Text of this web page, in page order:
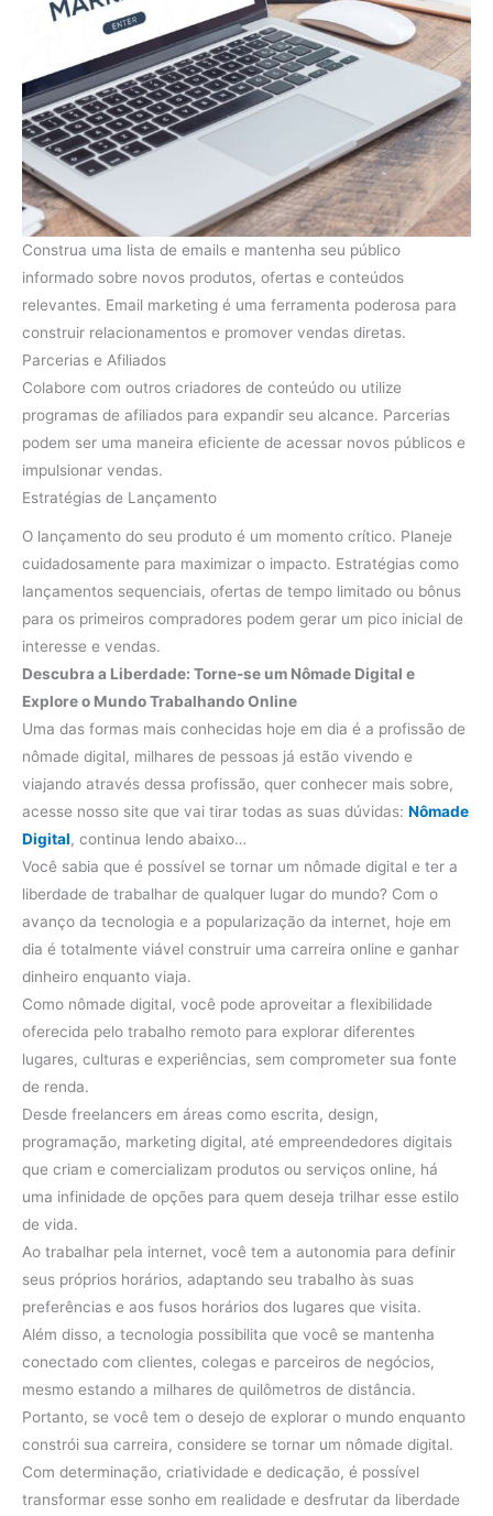
Construa uma lista de emails e mantenha seu público
informado sobre novos produtos, ofertas e conteúdos
relevantes. Email marketing é uma ferramenta poderosa para
construir relacionamentos e promover vendas diretas.
Parcerias e Afiliados
Colabore com outros criadores de conteúdo ou utilize
programas de afiliados para expandir seu alcance. Parcerias
podem ser uma maneira eficiente de acessar novos públicos e
impulsionar vendas.
Estratégias de Lançamento
O lançamento do seu produto é um momento crítico. Planeje
cuidadosamente para maximizar o impacto. Estratégias como
lançamentos sequenciais, ofertas de tempo limitado ou bônus
para os primeiros compradores podem gerar um pico inicial de
interesse e vendas.
Descubra a Liberdade: Torne-se um Nômade Digital e
Explore o Mundo Trabalhando Online
Uma das formas mais conhecidas hoje em dia é a profissão de
nômade digital, milhares de pessoas já estão vivendo e
viajando através dessa profissão, quer conhecer mais sobre,
acesse nosso site que vai tirar todas as suas dúvidas: Nômade
Digital, continua lendo abaixo…
Você sabia que é possível se tornar um nômade digital e ter a
liberdade de trabalhar de qualquer lugar do mundo? Com o
avanço da tecnologia e a popularização da internet, hoje em
dia é totalmente viável construir uma carreira online e ganhar
dinheiro enquanto viaja.
Como nômade digital, você pode aproveitar a flexibilidade
oferecida pelo trabalho remoto para explorar diferentes
lugares, culturas e experiências, sem comprometer sua fonte
de renda.
Desde freelancers em áreas como escrita, design,
programação, marketing digital, até empreendedores digitais
que criam e comercializam produtos ou serviços online, há
uma infinidade de opções para quem deseja trilhar esse estilo
de vida.
Ao trabalhar pela internet, você tem a autonomia para definir
seus próprios horários, adaptando seu trabalho às suas
preferências e aos fusos horários dos lugares que visita.
Além disso, a tecnologia possibilita que você se mantenha
conectado com clientes, colegas e parceiros de negócios,
mesmo estando a milhares de quilômetros de distância.
Portanto, se você tem o desejo de explorar o mundo enquanto
constrói sua carreira, considere se tornar um nômade digital.
Com determinação, criatividade e dedicação, é possível
transformar esse sonho em realidade e desfrutar da liberdade